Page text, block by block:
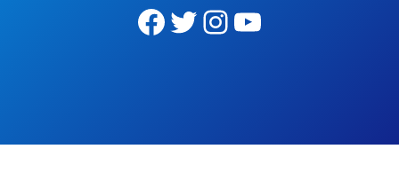
Facebook Twitter Instagram YouTube